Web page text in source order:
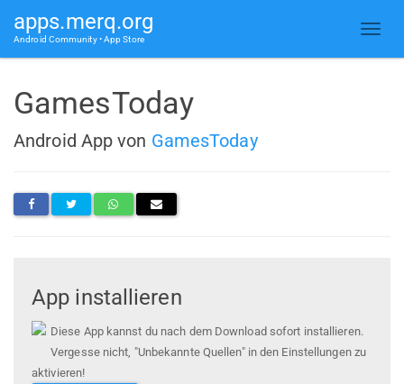
apps.merq.org
Android Community • App Store
GamesToday
Android App von GamesToday
App installieren
Diese App kannst du nach dem Download sofort installieren.
Vergesse nicht, "Unbekannte Quellen" in den Einstellungen zu
aktivieren!